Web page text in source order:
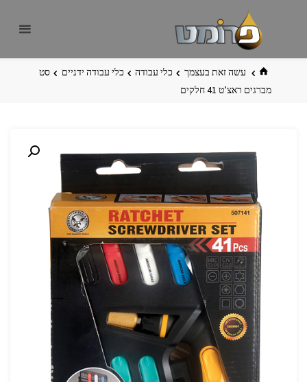
בית עשה זאת בעצמך כלי עבודה כלי עבודה ידניים
סט
מברגים ראצ’ט 41 חלקים